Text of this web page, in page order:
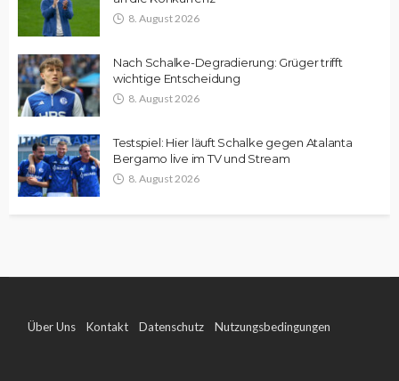
8. August 2026
Nach Schalke-Degradierung: Grüger trifft
wichtige Entscheidung
8. August 2026
Testspiel: Hier läuft Schalke gegen Atalanta
Bergamo live im TV und Stream
8. August 2026
Über Uns Kontakt Datenschutz Nutzungsbedingungen